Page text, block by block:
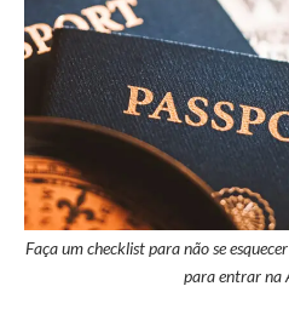
Faça um checklist para não se
para entrar na